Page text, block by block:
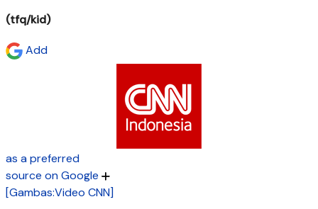
(tfq/kid)
Add
as a preferred
source on Google
[Gambas:Video CNN]